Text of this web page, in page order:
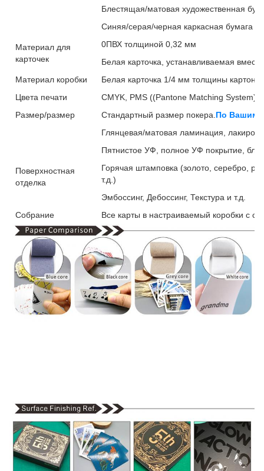
Материал для
карточек
Блестящая/матовая художественная
Синяя/серая/черная каркасная бумага
0ПВХ толщиной 0,32 мм
Белая карточка, устанавливаемая
Материал коробки
Белая карточка 1/4 мм толщины картон/
Цвета печати
CMYK, PMS ((Pantone Matching System)
Размер/размер
Стандартный размер покера.По Вашим
Поверхностная
отделка
Глянцевая/матовая ламинация,
Пятнистое УФ, полное УФ покрытие,
Горячая штамповка (золото, серебро,
т.д.)
Эмбоссинг, Дебоссинг, Текстура и т.д.
Собрание
Все карты в настраиваемый коробки с